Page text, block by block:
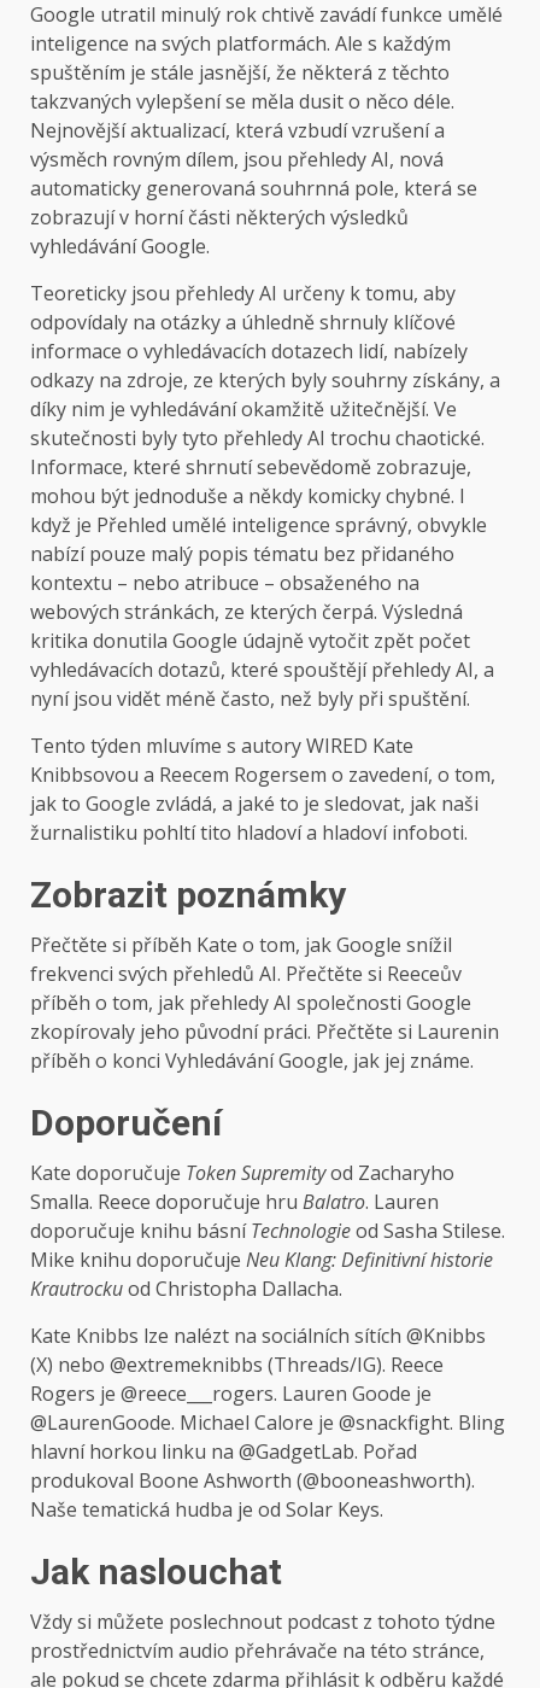
Google utratil minulý rok chtivě zavádí funkce umělé
inteligence na svých platformách. Ale s každým
spuštěním je stále jasnější, že některá z těchto
takzvaných vylepšení se měla dusit o něco déle.
Nejnovější aktualizací, která vzbudí vzrušení a
výsměch rovným dílem, jsou přehledy AI, nová
automaticky generovaná souhrnná pole, která se
zobrazují v horní části některých výsledků
vyhledávání Google.
Teoreticky jsou přehledy AI určeny k tomu, aby
odpovídaly na otázky a úhledně shrnuly klíčové
informace o vyhledávacích dotazech lidí, nabízely
odkazy na zdroje, ze kterých byly souhrny získány, a
díky nim je vyhledávání okamžitě užitečnější. Ve
skutečnosti byly tyto přehledy AI trochu chaotické.
Informace, které shrnutí sebevědomě zobrazuje,
mohou být jednoduše a někdy komicky chybné. I
když je Přehled umělé inteligence správný, obvykle
nabízí pouze malý popis tématu bez přidaného
kontextu – nebo atribuce – obsaženého na
webových stránkách, ze kterých čerpá. Výsledná
kritika donutila Google údajně vytočit zpět počet
vyhledávacích dotazů, které spouštějí přehledy AI, a
nyní jsou vidět méně často, než byly při spuštění.
Tento týden mluvíme s autory WIRED Kate
Knibbsovou a Reecem Rogersem o zavedení, o tom,
jak to Google zvládá, a jaké to je sledovat, jak naši
žurnalistiku pohltí tito hladoví a hladoví infoboti.
Zobrazit poznámky
Přečtěte si příběh Kate o tom, jak Google snížil
frekvenci svých přehledů AI. Přečtěte si Reeceův
příběh o tom, jak přehledy AI společnosti Google
zkopírovaly jeho původní práci. Přečtěte si Laurenin
příběh o konci Vyhledávání Google, jak jej známe.
Doporučení
Kate doporučuje Token Supremityod Zacharyho
Smalla. Reece doporučuje hru Balatro. Lauren
doporučuje knihu básníTechnologieod Sasha Stilese.
Mike knihu doporučuje Neu Klang: Definitivní historie
Krautrockuod Christopha Dallacha.
Kate Knibbs lze nalézt na sociálních sítích @Knibbs
(X) nebo @extremeknibbs (Threads/IG). Reece
Rogers je @reece___rogers. Lauren Goode je
@LaurenGoode. Michael Calore je @snackfight. Bling
hlavní horkou linku na @GadgetLab. Pořad
produkoval Boone Ashworth (@booneashworth).
Naše tematická hudba je od Solar Keys.
Jak naslouchat
Vždy si můžete poslechnout podcast z tohoto týdne
prostřednictvím audio přehrávače na této stránce,
ale pokud se chcete zdarma přihlásit k odběru každé